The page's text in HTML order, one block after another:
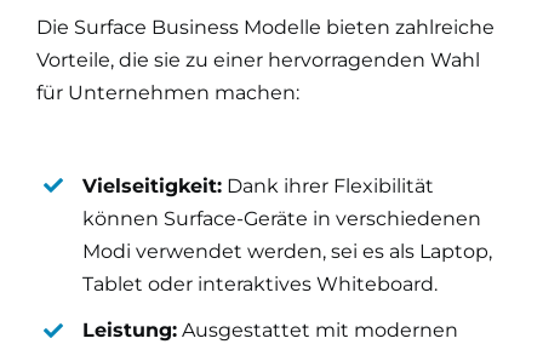
Die Surface Business Modelle bieten zahlreiche
Vorteile, die sie zu einer hervorragenden Wahl
für Unternehmen machen:
Vielseitigkeit: Dank ihrer Flexibilität
können Surface-Geräte in verschiedenen
Modi verwendet werden, sei es als Laptop,
Tablet oder interaktives Whiteboard.
Leistung: Ausgestattet mit modernen